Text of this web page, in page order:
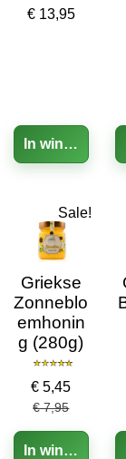
€ 13,95
In winkelwagen
Sale!
Griekse
Zonneblo
emhonin
g (280g)
€ 5,45
€ 7,95
In winkelwagen